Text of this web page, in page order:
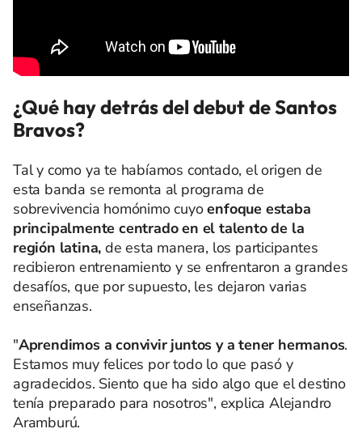
¿Qué hay detrás del debut de Santos
Bravos?
Tal y como ya te habíamos contado, el origen de
esta banda se remonta al programa de
sobrevivencia homónimo cuyoenfoque estaba
principalmente centrado en el talento de la
región latina, de esta manera, los participantes
recibieron entrenamiento y se enfrentaron a grandes
desafíos, que por supuesto, les dejaron varias
enseñanzas.
"Aprendimos a convivir juntos y a tener hermanos.
Estamos muy felices por todo lo que pasó y
agradecidos. Siento que ha sido algo que el destino
tenía preparado para nosotros", explica Alejandro
Aramburú.